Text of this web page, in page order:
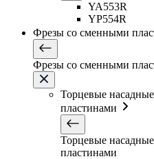
YA553R
YP554R
Фрезы со сменными
Фрезы со сменными
Торцевые
пластинами
Торцевые
пластинами